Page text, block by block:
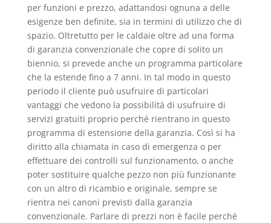
per funzioni e prezzo, adattandosi ognuna a delle
esigenze ben definite, sia in termini di utilizzo che di
spazio. Oltretutto per le caldaie oltre ad una forma
di garanzia convenzionale che copre di solito un
biennio, si prevede anche un programma particolare
che la estende fino a 7 anni. In tal modo in questo
periodo il cliente può usufruire di particolari
vantaggi che vedono la possibilità di usufruire di
servizi gratuiti proprio perché rientrano in questo
programma di estensione della garanzia. Così si ha
diritto alla chiamata in caso di emergenza o per
effettuare dei controlli sul funzionamento, o anche
poter sostituire qualche pezzo non più funzionante
con un altro di ricambio e originale, sempre se
rientra nei canoni previsti dalla garanzia
convenzionale. Parlare di prezzi non è facile perché